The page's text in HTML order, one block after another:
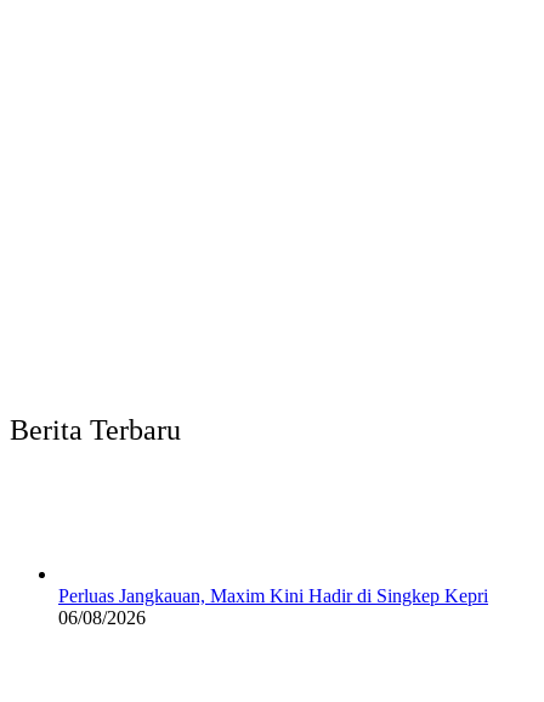
Berita Terbaru
Perluas Jangkauan, Maxim Kini Hadir di Singkep Kepri
06/08/2026